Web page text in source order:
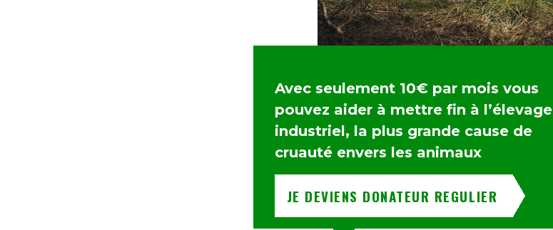
Avec seulement 10€ par mois vous
pouvez aider à mettre fin à l’élevage
industriel, la plus grande cause de
cruauté envers les animaux
JE DEVIENS DONATEUR REGULIER